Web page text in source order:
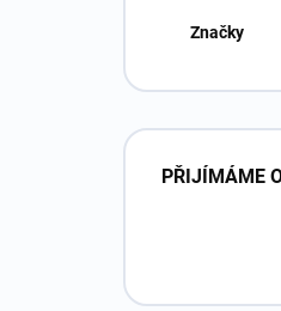
Značky
PŘIJÍMÁME